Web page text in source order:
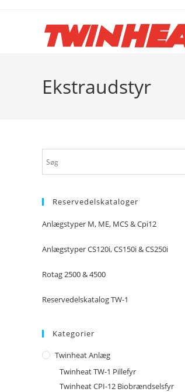
Ekstraudstyr
Reservedelskataloger
Anlægstyper M, ME, MCS & Cpi12
Anlægstyper CS120i, CS150i & CS250i
Rotag 2500 & 4500
Reservedelskatalog TW-1
Kategorier
Twinheat Anlæg
Twinheat TW-1 Pillefyr
Twinheat CPI-12 Biobrændselsfyr